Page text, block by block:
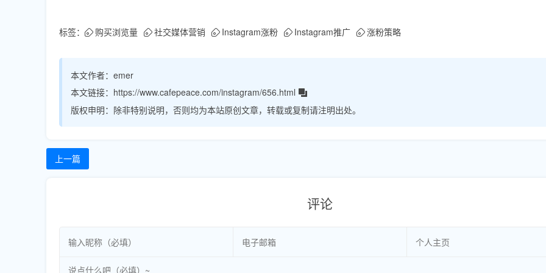
标签： 购买浏览量 社交媒体营销 Instagram涨粉 Instagram推广 涨粉策略
本文作者： emer
本文链接： https://www.cafepeace.com/instagram/656.html
版权申明： 除非特别说明，否则均为本站原创文章，转载或复制请注明出处。
上一篇
评论